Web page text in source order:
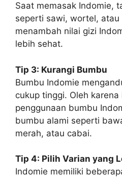
Saat memasak Indomie,
seperti sawi, wortel, atau
menambah nilai gizi
lebih sehat.
Tip 3: Kurangi Bumbu
Bumbu Indomie
cukup tinggi. Oleh karena
penggunaan bumbu
bumbu alami seperti
merah, atau cabai.
Tip 4: Pilih Varian yang
Indomie memiliki